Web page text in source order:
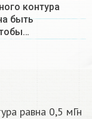
контура
быть
равна 0,5 мГн